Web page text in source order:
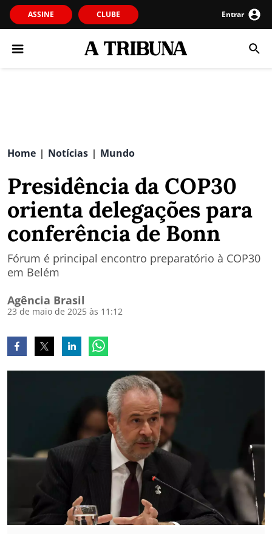
ASSINE CLUBE Entrar
Home | Notícias | Mundo
Presidência da COP30
orienta delegações para
conferência de Bonn
Fórum é principal encontro preparatório à COP30
em Belém
Agência Brasil
23 de maio de 2025 às 11:12